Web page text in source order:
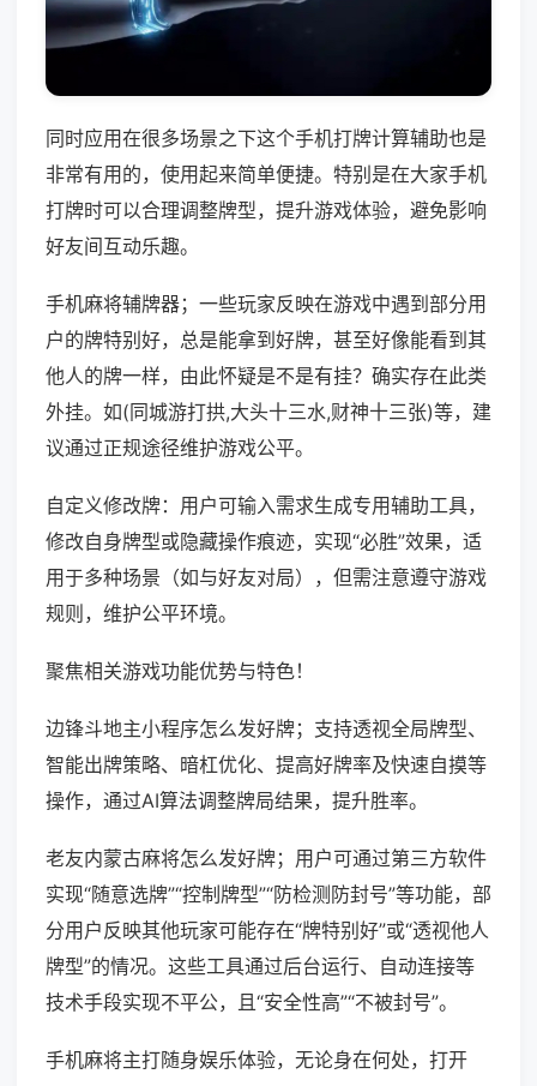
同时应用在很多场景之下这个手机打牌计算辅助也是
非常有用的，使用起来简单便捷。特别是在大家手机
打牌时可以合理调整牌型，提升游戏体验，避免影响
好友间互动乐趣。
手机麻将辅牌器；一些玩家反映在游戏中遇到部分用
户的牌特别好，总是能拿到好牌，甚至好像能看到其
他人的牌一样，由此怀疑是不是有挂？确实存在此类
外挂。如(同城游打拱,大头十三水,财神十三张)等，建
议通过正规途径维护游戏公平。
自定义修改牌：用户可输入需求生成专用辅助工具，
修改自身牌型或隐藏操作痕迹，实现“必胜”效果，适
用于多种场景（如与好友对局），但需注意遵守游戏
规则，维护公平环境。
聚焦相关游戏功能优势与特色！
边锋斗地主小程序怎么发好牌；支持透视全局牌型、
智能出牌策略、暗杠优化、提高好牌率及快速自摸等
操作，通过AI算法调整牌局结果，提升胜率。
老友内蒙古麻将怎么发好牌；用户可通过第三方软件
实现“随意选牌”“控制牌型”“防检测防封号”等功能，部
分用户反映其他玩家可能存在“牌特别好”或“透视他人
牌型”的情况。这些工具通过后台运行、自动连接等
技术手段实现不平公，且“安全性高”“不被封号”。
手机麻将主打随身娱乐体验，无论身在何处，打开